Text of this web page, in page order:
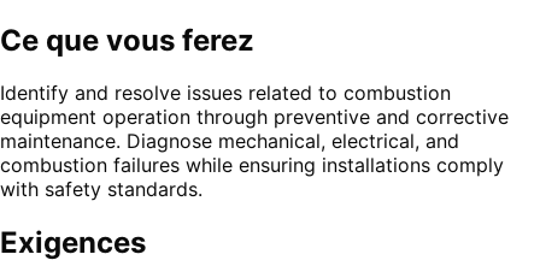
Ce que vous ferez
Identify and resolve issues related to combustion
equipment operation through preventive and corrective
maintenance. Diagnose mechanical, electrical, and
combustion failures while ensuring installations comply
with safety standards.
Exigences